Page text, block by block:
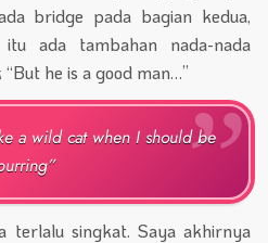
bridge pada bagian kedua,
ada tambahan nada-nada
he is a good man…”
a wild cat when I should be
terlalu singkat. Saya akhirnya